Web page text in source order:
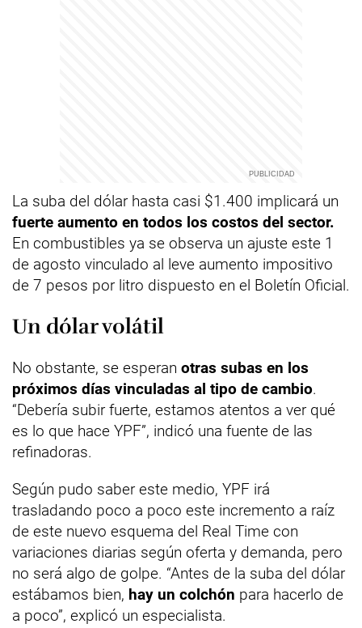
La suba del dólar hasta casi $1.400 implicará un
fuerte aumento en todos los costos del sector.
En combustibles ya se observa un ajuste este 1
de agosto vinculado al leve aumento impositivo
de 7 pesos por litro dispuesto en el Boletín Oficial.
Un dólar volátil
No obstante, se esperan otras subas en los
próximos días vinculadas al tipo de cambio.
“Debería subir fuerte, estamos atentos a ver qué
es lo que hace YPF”, indicó una fuente de las
refinadoras.
Según pudo saber este medio, YPF irá
trasladando poco a poco este incremento a raíz
de este nuevo esquema del Real Time con
variaciones diarias según oferta y demanda, pero
no será algo de golpe. “Antes de la suba del dólar
estábamos bien, hay un colchón para hacerlo de
a poco”, explicó un especialista.